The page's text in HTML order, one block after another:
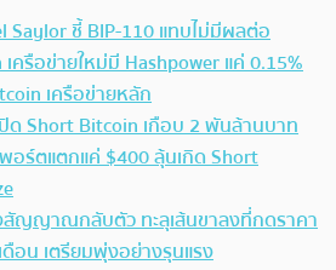
Saylor ชี้ BIP-110 แทบไม่มีผลต่อ
ครือข่ายใหม่มี Hashpower แค่ 0.15%
เครือข่ายหลัก
ปิด Short Bitcoin เกือบ 2 พันล้านบาท
อร์ตแตกแค่ $400 ลุ้นเกิด Short
สัญญาณกลับตัว ทะลุเส้นขาลงที่กดราคา
อน เตรียมพุ่งอย่างรุนแรง